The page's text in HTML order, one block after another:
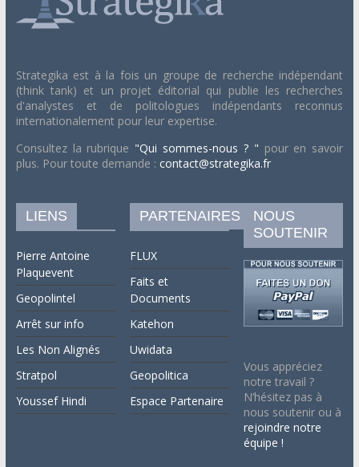
Strategika est à la fois un groupe de recherche indépendant
(think tank) et un projet éditorial qui publie les recherches
d'analystes et de politologues indépendants reconnus
internationalement pour leur expertise.
Consultez la rubrique "Qui sommes-nous ? " pour en savoir
plus. Pour toute demande : contact@strategika.fr
LIENS
Pierre Antoine
Plaquevent
Geopolintel
Arrêt sur info
Les Non Alignés
Stratpol
Youssef Hindi
PARTENAIRES
FLUX
Faits et
Documents
Katehon
Uwidata
Geopolitica
Espace Partenaire
NOUS
SOUTENIR
Vous appréciez
notre travail ?
N’hésitez pas à
nous soutenir ou à
rejoindre notre
équipe !